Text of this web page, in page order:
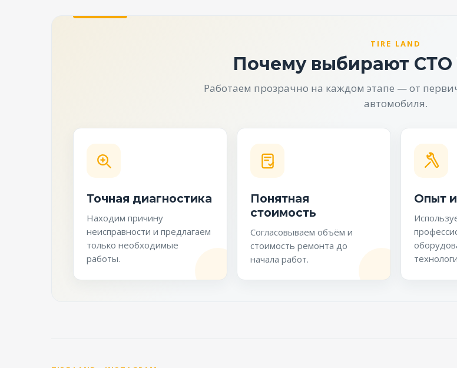
TIRE LAND
Почему выбирают СТО
Работаем прозрачно на каждом этапе — от
автомобиля.
Точная диагностика
Находим причину
неисправности и предлагаем
только необходимые
работы.
Понятная
стоимость
Согласовываем объём и
стоимость ремонта до
начала работ.
Опыт